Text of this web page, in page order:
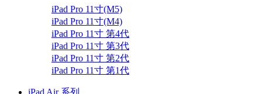
iPad Pro 11寸(M5)
iPad Pro 11寸(M4)
iPad Pro 11寸 第4代
iPad Pro 11寸 第3代
iPad Pro 11寸 第2代
iPad Pro 11寸 第1代
iPad Air 系列